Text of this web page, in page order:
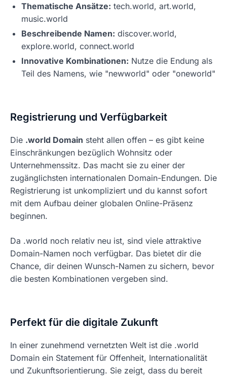
Thematische Ansätze: tech.world, art.world,
music.world
Beschreibende Namen: discover.world,
explore.world, connect.world
Innovative Kombinationen: Nutze die Endung als
Teil des Namens, wie "newworld" oder "oneworld"
Registrierung und Verfügbarkeit
Die .world Domain steht allen offen – es gibt keine
Einschränkungen bezüglich Wohnsitz oder
Unternehmenssitz. Das macht sie zu einer der
zugänglichsten internationalen Domain-Endungen. Die
Registrierung ist unkompliziert und du kannst sofort
mit dem Aufbau deiner globalen Online-Präsenz
beginnen.
Da .world noch relativ neu ist, sind viele attraktive
Domain-Namen noch verfügbar. Das bietet dir die
Chance, dir deinen Wunsch-Namen zu sichern, bevor
die besten Kombinationen vergeben sind.
Perfekt für die digitale Zukunft
In einer zunehmend vernetzten Welt ist die .world
Domain ein Statement für Offenheit, Internationalität
und Zukunftsorientierung. Sie zeigt, dass du bereit